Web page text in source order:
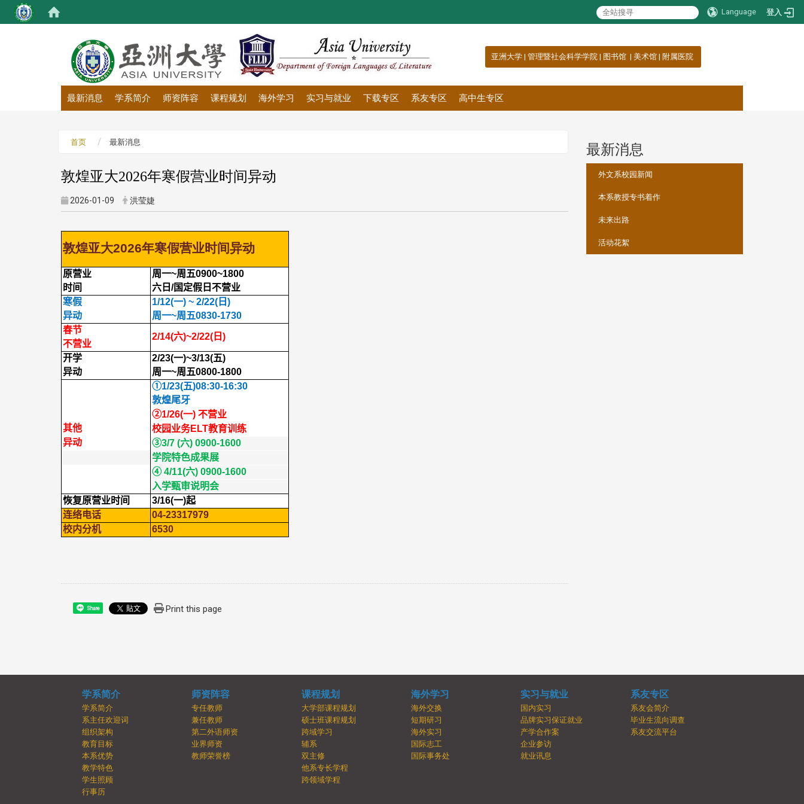
Language 登入
亚洲大学 | 管理暨社会科学学院 | 图书馆 | 美术馆 | 附属医院
最新消息 学系简介 师资阵容 课程规划 海外学习 实习与就业 下载专区 系友专区 高中生专区
首页 最新消息
敦煌亚大2026年寒假营业时间异动
2026-01-09 洪莹婕
敦煌亚大2026年寒假营业时间异动
原营业 周一~周五0900~1800
时间
六日 /国定假日不营业
寒假
1/12(一) ~ 2/22( 日 )
异动
周一~周五0830-1730
春节
2/14(六)~2/22( 日 )
不营业
开学
2/23(一)~3/13(五)
异动
周一~周五0800-1800
①1/23(五)08:30-16:30
敦煌尾牙
②1/26(一) 不营业
其他
校园业务ELT教育训练
异动
③3/7 (六) 0900-1600
学院特色成果展
④ 4/11(六) 0900-1600
入学甄审说明会
恢复原营业时间
3/16(一)起
连络电话
04-23317979
校内分机
6530
Share Print this page
最新消息
外文系校园新闻
本系教授专书着作
未来出路
活动花絮
学系简介
学系简介
系主任欢迎词
组织架构
教育目标
本系优势
教学特色
学生照顾
行事历
师资阵容
专任教师
兼任教师
第二外语师资
业界师资
教师荣誉榜
课程规划
大学部课程规划
硕士班课程规划
跨域学习
辅系
双主修
他系专长学程
跨领域学程
海外学习
海外交换
短期研习
海外实习
国际志工
国际事务处
实习与就业
国内实习
品牌实习保证就业
产学合作案
企业参访
就业讯息
系友专区
系友会简介
毕业生流向调查
系友交流平台